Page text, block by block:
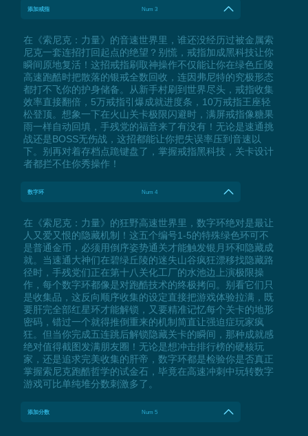
添加戒指 Num 3
在《索尼克：力量》的音速世界里，谁还没经历过被金属索
尼克一套连招打回起点的绝望？别慌，戒指加成黑科技让你
瞬间原地复活！这招戒指刷取神操作不仅能让你在绿色丘陵
高速跑酷时把散落的银戒全数回收，连因弗尼特的究极形态
都打不飞你的护身储备。从新手村刷到世界尽头，戒指收集
效率直接翻倍，5万戒指引爆成就进度条，10万戒指王座轻
松登顶。想象一下在火山关卡极限闪避时，满屏戒指像糖果
雨一样自动回填，手残党的福音来了有没有！无论是速通挑
战还是BOSS无伤战，这招都能让你把失误率压到音速以
下。别再对着存档点跪键盘了，掌握戒指黑科技，关卡设计
者都拦不住你秀操作！
数字环 Num 4
在《索尼克：力量》的狂野高速世界里，数字环绝对是最让
人又爱又恨的隐藏机制！这五个编号1-5的特殊绿色环可不
是普通金币，必须用倒序姿势通关才能触发银月环和隐藏成
就。当速通大神们在碧绿丘陵的迷失山谷疯狂漂移找隐藏路
径时，手残党们正在第十八关化工厂的水池边上演极限操
作，每个数字环都像是对跑酷技术的终极拷问。别看它们只
是收集品，这反向顺序收集的设定直接把游戏体验拉满，既
要肝完全部红星环才能解锁，又要精准记忆每个关卡的地形
密码，错过一个就得推倒重来的机制简直让强迫症玩家疯
狂。但当你完成五连跳后解锁隐藏关卡的瞬间，那种成就感
绝对值得截图发满朋友圈！无论是想冲击排行榜的硬核玩
家，还是追求完美收集的肝帝，数字环都是检验你是否真正
掌握索尼克跑酷哲学的试金石，毕竟在高速冲刺中玩转数字
游戏可比单纯堆分数刺激多了。
添加分数 Num 5